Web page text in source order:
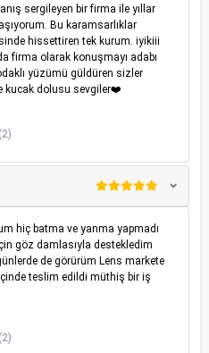
sergileyen bir firma ile yıllar
Bu karamsarlıklar
hissettiren tek kurum. iyikiii
firma olarak konuşmayı adabı
yüzümü güldüren sizler
kucak dolusu sevgiler❤️
hiç batma ve yanma yapmadı
göz damlasıyla destekledim
de görürüm Lens markete
teslim edildi müthiş bir iş